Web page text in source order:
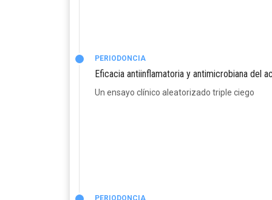
PERIODONCIA
Eficacia antiinflamatoria y antimicrobiana del
Un ensayo clínico aleatorizado triple ciego
PERIODONCIA